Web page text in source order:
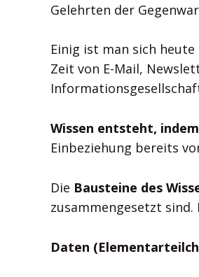
Gelehrten der
Einig ist man sich
Zeit von E-Mail,
Wissen entsteht,
Einbeziehung bereits
Die Bausteine des
zusammengesetzt
Daten